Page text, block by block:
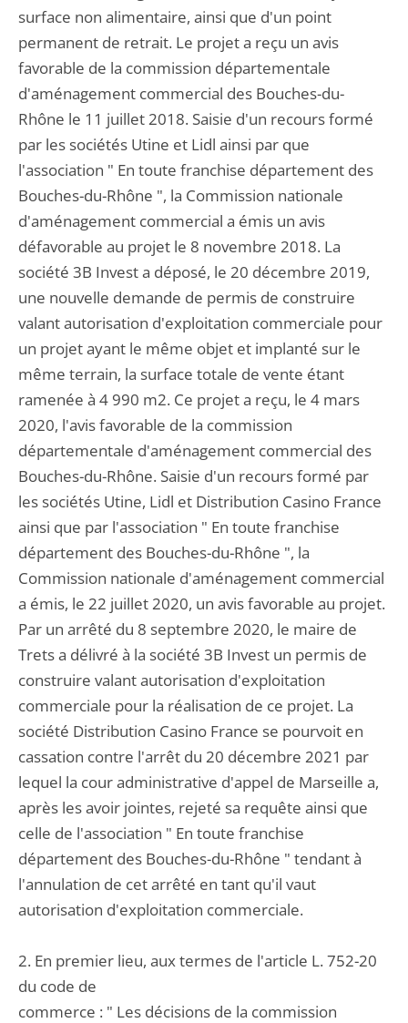
surface non alimentaire, ainsi que d'un point
permanent de retrait. Le projet a reçu un avis
favorable de la commission départementale
d'aménagement commercial des Bouches-du-
Rhône le 11 juillet 2018. Saisie d'un recours formé
par les sociétés Utine et Lidl ainsi par que
l'association " En toute franchise département des
Bouches-du-Rhône ", la Commission nationale
d'aménagement commercial a émis un avis
défavorable au projet le 8 novembre 2018. La
société 3B Invest a déposé, le 20 décembre 2019,
une nouvelle demande de permis de construire
valant autorisation d'exploitation commerciale pour
un projet ayant le même objet et implanté sur le
même terrain, la surface totale de vente étant
ramenée à 4 990 m2. Ce projet a reçu, le 4 mars
2020, l'avis favorable de la commission
départementale d'aménagement commercial des
Bouches-du-Rhône. Saisie d'un recours formé par
les sociétés Utine, Lidl et Distribution Casino France
ainsi que par l'association " En toute franchise
département des Bouches-du-Rhône ", la
Commission nationale d'aménagement commercial
a émis, le 22 juillet 2020, un avis favorable au projet.
Par un arrêté du 8 septembre 2020, le maire de
Trets a délivré à la société 3B Invest un permis de
construire valant autorisation d'exploitation
commerciale pour la réalisation de ce projet. La
société Distribution Casino France se pourvoit en
cassation contre l'arrêt du 20 décembre 2021 par
lequel la cour administrative d'appel de Marseille a,
après les avoir jointes, rejeté sa requête ainsi que
celle de l'association " En toute franchise
département des Bouches-du-Rhône " tendant à
l'annulation de cet arrêté en tant qu'il vaut
autorisation d'exploitation commerciale.
2. En premier lieu, aux termes de l'article L. 752-20
du code de
commerce : " Les décisions de la commission